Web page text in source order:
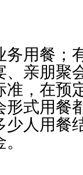
务用餐；
、亲朋聚
准，在预
形式用餐
少人用餐